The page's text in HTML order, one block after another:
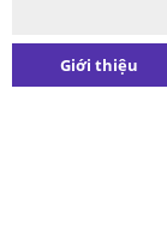
Giới thiệu